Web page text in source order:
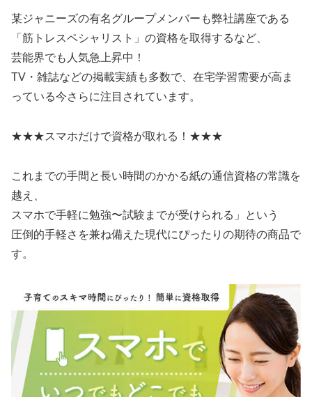
某ジャニーズの有名グループメンバーも弊社講座である
「筋トレスペシャリスト」の資格を取得するなど、
芸能界でも人気急上昇中！
TV・雑誌などの掲載実績も多数で、在宅学習需要が高ま
っている今さらに注目されています。
★★★スマホだけで資格が取れる！★★★
これまでの手間と長い時間のかかる紙の通信資格の常識を
越え、
スマホで手軽に勉強〜試験までが受けられる」という
圧倒的手軽さを兼ね備えた現代にぴったりの期待の商品で
す。